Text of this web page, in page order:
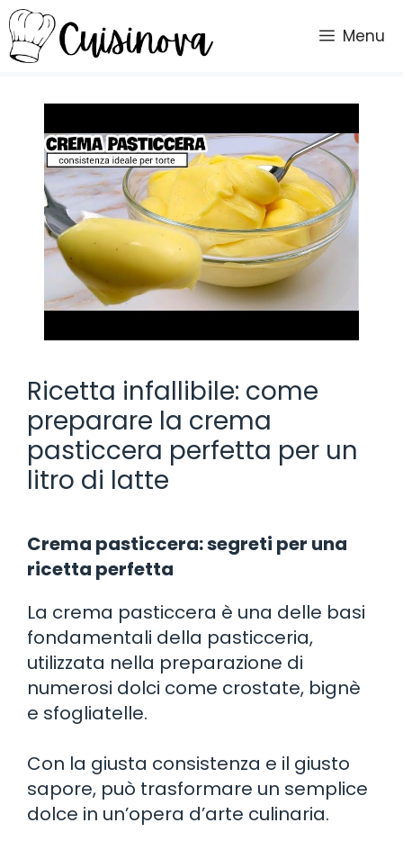
Vai
al
contenuto
Menu
Ricetta infallibile: come
preparare la crema
pasticcera perfetta per un
litro di latte
Crema pasticcera: segreti per una
ricetta perfetta
La crema pasticcera è una delle basi
fondamentali della pasticceria,
utilizzata nella preparazione di
numerosi dolci come crostate, bignè
e sfogliatelle.
Con la giusta consistenza e il giusto
sapore, può trasformare un semplice
dolce in un’opera d’arte culinaria.